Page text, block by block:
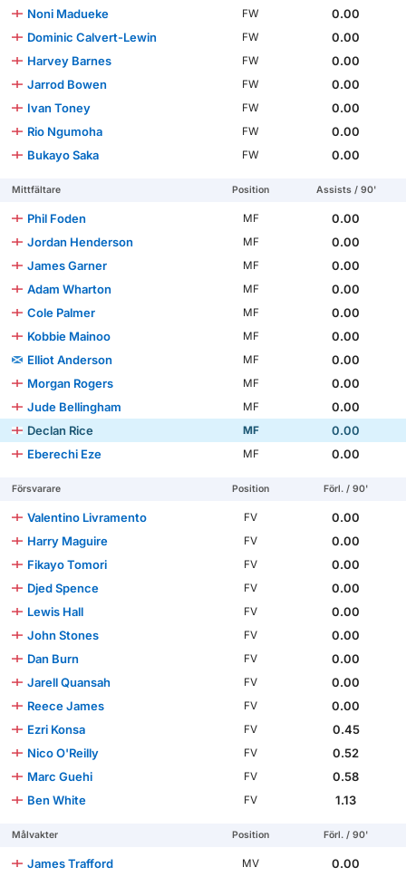
Noni Madueke
FW
0.00
Dominic Calvert-Lewin
FW
0.00
Harvey Barnes
FW
0.00
Jarrod Bowen
FW
0.00
Ivan Toney
FW
0.00
Rio Ngumoha
FW
0.00
Bukayo Saka
FW 0.00
Mittfältare Position Assists / 90'
Phil Foden MF
0.00
Jordan Henderson
MF
0.00
James Garner
MF
0.00
Adam Wharton
MF
0.00
Cole Palmer
MF
0.00
Kobbie Mainoo
MF
0.00
Elliot Anderson
MF
0.00
Morgan Rogers
MF
0.00
Jude Bellingham
MF
0.00
Declan Rice
MF
0.00
Eberechi Eze
MF 0.00
Försvarare Position Förl. / 90'
Valentino Livramento FV
0.00
Harry Maguire
FV
0.00
Fikayo Tomori
FV
0.00
Djed Spence
FV
0.00
Lewis Hall
FV
0.00
John Stones
FV
0.00
Dan Burn
FV
0.00
Jarell Quansah
FV
0.00
Reece James
FV
0.00
Ezri Konsa
FV
0.45
Nico O'Reilly
FV
0.52
Marc Guehi
FV
0.58
Ben White
FV 1.13
Målvakter Position Förl. / 90'
James Trafford MV
0.00